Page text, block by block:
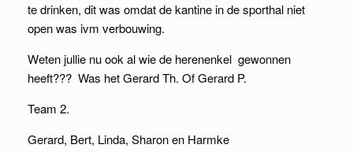
te drinken, dit was omdat de kantine in de sporthal niet
open was ivm verbouwing.
Weten jullie nu ook al wie de herenenkel gewonnen
heeft??? Was het Gerard Th. Of Gerard P.
Team 2.
Gerard, Bert, Linda, Sharon en Harmke